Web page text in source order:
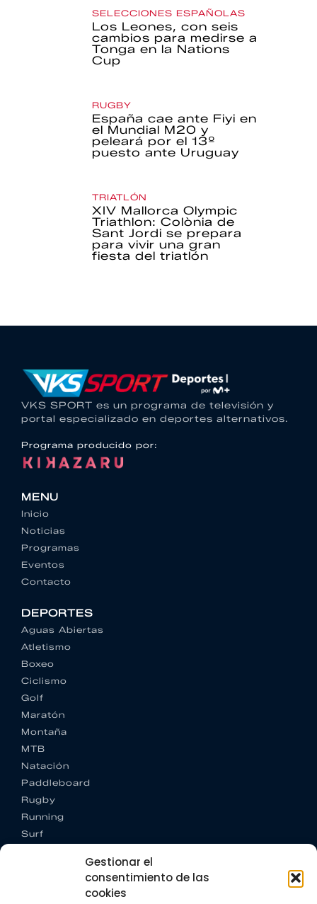
Gestionar el
consentimiento de las
cookies
SELECCIONES ESPAÑOLAS
Los Leones, con seis
cambios para medirse a
Tonga en la Nations
Cup
RUGBY
España cae ante Fiyi en
el Mundial M20 y
peleará por el 13º
puesto ante Uruguay
TRIATLÓN
XIV Mallorca Olympic
Triathlon: Colònia de
Sant Jordi se prepara
para vivir una gran
fiesta del triatlón
VKS SPORT es un programa de televisión y
portal especializado en deportes alternativos.
Programa producido por:
MENU
Inicio
Noticias
Programas
Eventos
Contacto
DEPORTES
Aguas Abiertas
Atletismo
Boxeo
Ciclismo
Golf
Maratón
Montaña
MTB
Natación
Paddleboard
Rugby
Running
Surf
CONTACTO